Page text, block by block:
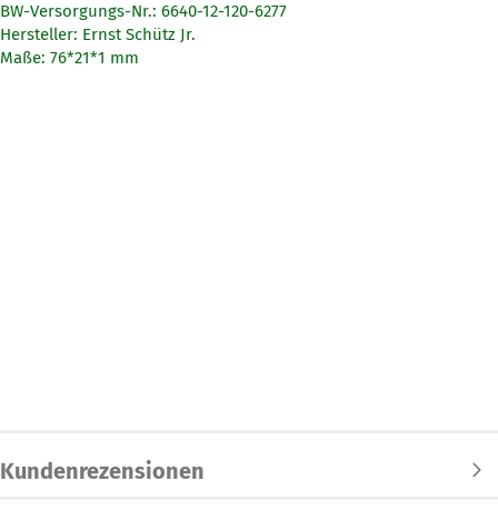
BW-Versorgungs-Nr.: 6640-12-120-6277
Hersteller: Ernst Schütz Jr.
Maße: 76*21*1 mm
Kundenrezensionen